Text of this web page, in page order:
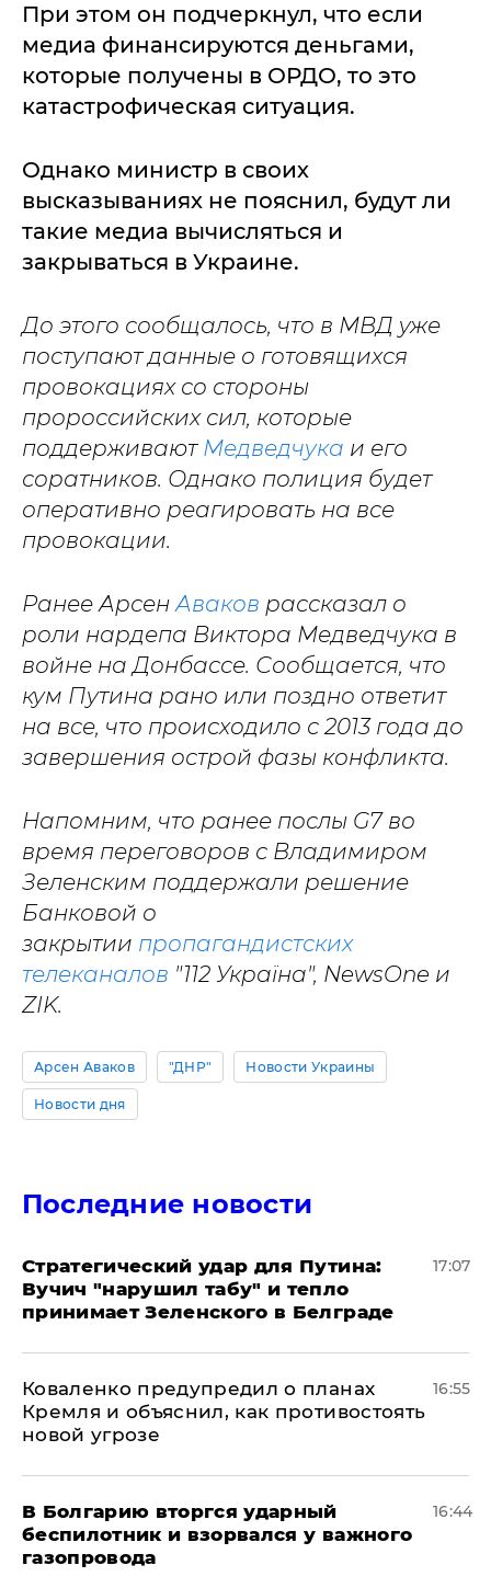
При этом он подчеркнул, что если
медиа финансируются деньгами,
которые получены в ОРДО, то это
катастрофическая ситуация.
Однако министр в своих
высказываниях не пояснил, будут ли
такие медиа вычисляться и
закрываться в Украине.
До этого сообщалось, что в МВД уже
поступают данные о готовящихся
провокациях со стороны
пророссийских сил, которые
поддерживают Медведчука и его
соратников. Однако полиция будет
оперативно реагировать на все
провокации.
Ранее АрсенАваков рассказал о
роли нардепа Виктора Медведчука в
войне на Донбассе. Сообщается, что
кум Путина рано или поздно ответит
на все, что происходило с 2013 года до
завершения острой фазы конфликта.
Напомним, что ранее послы G7 во
время переговоров с Владимиром
Зеленским поддержали решение
Банковой о
закрытии пропагандистских
телеканалов "112 Україна", NewsOne и
ZIK.
Арсен Аваков "ДНР" Новости Украины
Новости дня
Последние новости
Стратегический удар для Путина:
Вучич "нарушил табу" и тепло
принимает Зеленского в Белграде
17:07
Коваленко предупредил о планах
Кремля и объяснил, как противостоять
новой угрозе
16:55
В Болгарию вторгся ударный
беспилотник и взорвался у важного
газопровода
16:44